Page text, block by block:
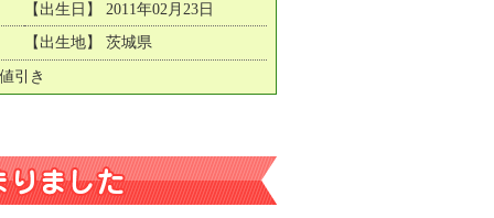
【出生日】 2011年02月23日
【出生地】 茨城県
引き